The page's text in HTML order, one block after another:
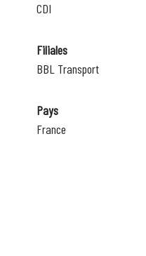
CDI
Filiales
BBL Transport
Pays
France